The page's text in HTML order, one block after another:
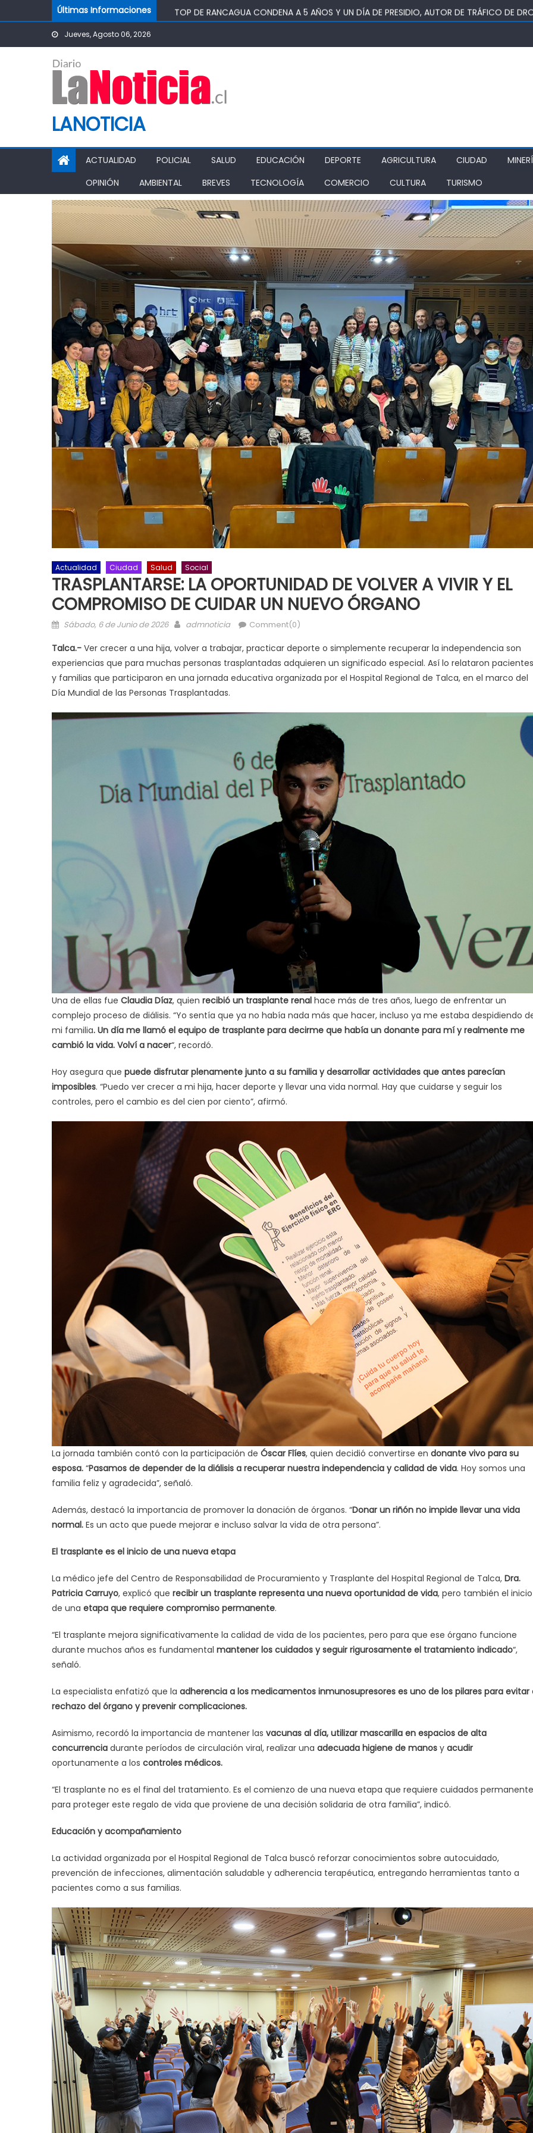
Skip to contentÚltimas Informaciones
TOP DE RANCAGUA CONDENA A 5 AÑOS Y UN DÍA DE PRESIDIO, AUTOR DE TRÁFICO DE
ASOCIACIÓN JUNG DO KWAN DE RANCAGUA REUNIRÁ A ESCOLARES EN TORNEO DE
Jueves, Agosto 06, 2026
LANOTICIA
ACTUALIDAD POLICIAL SALUD EDUCACIÓN DEPORTE AGRICULTURA CIUDAD
OPINIÓN
AMBIENTAL BREVES TECNOLOGÍA COMERCIO CULTURA TURISMO
Actualidad Ciudad Salud Social
TRASPLANTARSE: LA OPORTUNIDAD DE VOLVER A VIVIR Y EL
COMPROMISO DE CUIDAR UN NUEVO ÓRGANO
Posted on
Sábado, 6 de Junio de 2026 Author
admnoticia Comment(0)
Talca.- Ver crecer a una hija, volver a trabajar, practicar deporte o simplemente recuperar la independencia son
experiencias que para muchas personas trasplantadas adquieren un significado especial. Así lo relataron pacientes
y familias que participaron en una jornada educativa organizada por el Hospital Regional de Talca, en el marco del
Día Mundial de las Personas Trasplantadas.
Una de ellas fue Claudia Díaz, quien recibió un trasplante renal hace más de tres años, luego de enfrentar un
complejo proceso de diálisis. “Yo sentía que ya no había nada más que hacer, incluso ya me estaba despidiendo
mi familia. Un día me llamó el equipo de trasplante para decirme que había un donante para mí y realmente me
cambió la vida. Volví a nacer“, recordó.
Hoy asegura que puede disfrutar plenamente junto a su familia y desarrollar actividades que antes parecían
imposibles. “Puedo ver crecer a mi hija, hacer deporte y llevar una vida normal. Hay que cuidarse y seguir los
controles, pero el cambio es del cien por ciento”, afirmó.
La jornada también contó con la participación de Óscar Flíes, quien decidió convertirse en donante vivo para su
esposa. “Pasamos de depender de la diálisis a recuperar nuestra independencia y calidad de vida. Hoy somos una
familia feliz y agradecida”, señaló.
Además, destacó la importancia de promover la donación de órganos. “Donar un riñón no impide llevar una vida
normal. Es un acto que puede mejorar e incluso salvar la vida de otra persona”.
El trasplante es el inicio de una nueva etapa
La médico jefe del Centro de Responsabilidad de Procuramiento y Trasplante del Hospital Regional de Talca, Dra.
Patricia Carruyo, explicó que recibir un trasplante representa una nueva oportunidad de vida, pero también el inicio
de una etapa que requiere compromiso permanente.
“El trasplante mejora significativamente la calidad de vida de los pacientes, pero para que ese órgano funcione
durante muchos años es fundamental mantener los cuidados y seguir rigurosamente el tratamiento indicado“,
señaló.
La especialista enfatizó que la adherencia a los medicamentos inmunosupresores es uno de los pilares para evitar
rechazo del órgano y prevenir complicaciones.
Asimismo, recordó la importancia de mantener las vacunas al día, utilizar mascarilla en espacios de alta
concurrencia durante períodos de circulación viral, realizar una adecuada higiene de manos y acudir
oportunamente a los controles médicos.
“El trasplante no es el final del tratamiento. Es el comienzo de una nueva etapa que requiere cuidados
para proteger este regalo de vida que proviene de una decisión solidaria de otra familia”, indicó.
Educación y acompañamiento
La actividad organizada por el Hospital Regional de Talca buscó reforzar conocimientos sobre autocuidado,
prevención de infecciones, alimentación saludable y adherencia terapéutica, entregando herramientas tanto a
pacientes como a sus familias.